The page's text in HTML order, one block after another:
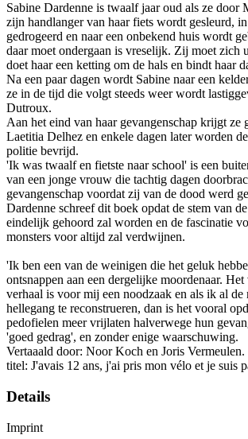
Sabine Dardenne is twaalf jaar oud als ze door
zijn handlanger van haar fiets wordt gesleurd,
gedrogeerd en naar een onbekend huis wordt
daar moet ondergaan is vreselijk. Zij moet zich
doet haar een ketting om de hals en bindt haar
Na een paar dagen wordt Sabine naar een
ze in de tijd die volgt steeds weer wordt
Dutroux.
Aan het eind van haar gevangenschap krijgt ze
Laetitia Delhez en enkele dagen later worden
politie bevrijd.
'Ik was twaalf en fietste naar school' is een
van een jonge vrouw die tachtig dagen
gevangenschap voordat zij van de dood werd
Dardenne schreef dit boek opdat de stem van
eindelijk gehoord zal worden en de fascinatie
monsters voor altijd zal verdwijnen.
'Ik ben een van de weinigen die het geluk
ontsnappen aan een dergelijke moordenaar.
verhaal is voor mij een noodzaak en als ik al de
hellegang te reconstrueren, dan is het vooral
pedofielen meer vrijlaten halverwege hun
'goed gedrag', en zonder enige waarschuwing.
Vertaaald door: Noor Koch en Joris
titel: J'avais 12 ans, j'ai pris mon vélo et je suis
Details
Imprint